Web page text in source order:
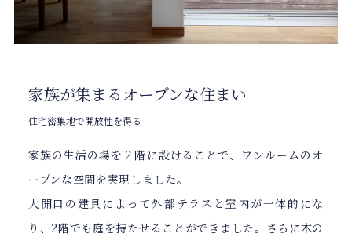
家族が集まるオープンな住まい
住宅密集地で開放性を得る
家族の生活の場を２階に設けることで、ワンルームのオ
ープンな空間を実現しました。
大開口の建具によって外部テラスと室内が一体的にな
り、2階でも庭を持たせることができました。さらに木の